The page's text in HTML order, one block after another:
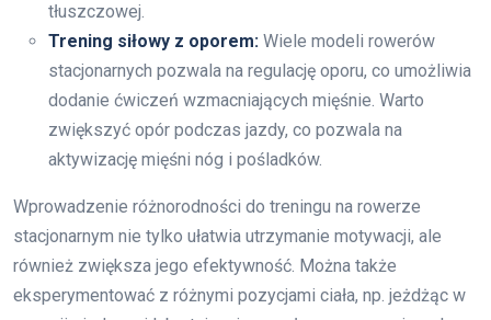
tłuszczowej.
Trening siłowy z oporem: Wiele modeli rowerów
stacjonarnych pozwala na regulację oporu, co umożliwia
dodanie ćwiczeń wzmacniających mięśnie. Warto
zwiększyć opór podczas jazdy, co pozwala na
aktywizację mięśni nóg i pośladków.
Wprowadzenie różnorodności do treningu na rowerze
stacjonarnym nie tylko ułatwia utrzymanie motywacji, ale
również zwiększa jego efektywność. Można także
eksperymentować z różnymi pozycjami ciała, np. jeżdżąc w